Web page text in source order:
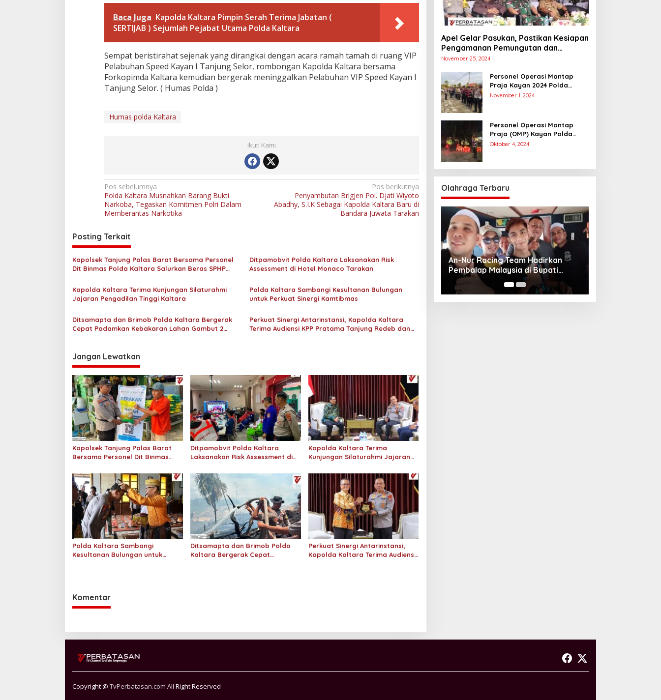
o
l
d
a
d
n
F
o
r
k
i
v
i
n
s
i
a
r
Baca Juga Kapolda Kaltara Pimpin Serah Terima Jabatan (
SERTIJAB ) Sejumlah Pejabat Utama Polda Kaltara
Sempat beristirahat sejenak yang dirangkai dengan acara ramah tamah di ruang VIP
Pelabuhan Speed Kayan I Tanjung Selor, rombongan Kapolda Kaltara bersama
Forkopimda Kaltara kemudian bergerak meninggalkan Pelabuhan VIP Speed Kayan I
Tanjung Selor. ( Humas Polda )
Humas polda Kaltara
Ikuti Kami
N
a
v
i
g
a
s
i
p
s
Pos sebelumnya
Polda Kaltara Musnahkan Barang Bukti
Narkoba, Tegaskan Komitmen Polri Dalam
Memberantas Narkotika
Pos berikutnya
Penyambutan Brigjen Pol. Djati Wiyoto
Abadhy, S.I.K Sebagai Kapolda Kaltara Baru di
Bandara Juwata Tarakan
Posting Terkait
Kapolsek Tanjung Palas Barat Bersama Personel
Dit Binmas Polda Kaltara Salurkan Beras SPHP
Ditpamobvit Polda Kaltara Laksanakan Risk
Assessment di Hotel Monaco Tarakan
Kapolda Kaltara Terima Kunjungan Silaturahmi
Jajaran Pengadilan Tinggi Kaltara
Polda Kaltara Sambangi Kesultanan Bulungan
untuk Perkuat Sinergi Kamtibmas
Ditsamapta dan Brimob Polda Kaltara Bergerak
Cepat Padamkan Kebakaran Lahan Gambut 2
Perkuat Sinergi Antarinstansi, Kapolda Kaltara
Terima Audiensi KPP Pratama Tanjung Redeb dan
Jangan Lewatkan
Kapolsek Tanjung Palas Barat
Bersama Personel Dit Binmas
SPHP Kepada Masyarakat
Ditpamobvit Polda Kaltara
Laksanakan Risk Assessment di
Kapolda Kaltara Terima
Kunjungan Silaturahmi Jajaran
Polda Kaltara Sambangi
Kesultanan Bulungan untuk
Ditsamapta dan Brimob Polda
Kaltara Bergerak Cepat
Perkuat Sinergi Antarinstansi,
Kapolda Kaltara Terima Audiensi
Komentar
Apel Gelar Pasukan, Pastikan Kesiapan
Pengamanan Pemungutan dan
Penghitungan Suara
November 25, 2024
Personel Operasi Mantap
Praja Kayan 2024 Polda
Kaltara Laksanakan
Suara Dalam Rangka Pilkada
2024
November 1, 2024
Personel Operasi Mantap
Praja (OMP) Kayan Polda
Kaltara Laksanakan Pam
Oktober 4, 2024
Olahraga Terbaru
An-Nur Racing Team Hadirkan
Pembalap Malaysia di Bupati
Unggul Adu Pinalti, Gapindo FC
Menanti Penantang Selanjutnya di
Semifinal Bupati Cup 2024
Copyright @ TvPerbatasan.com All Right Reserved